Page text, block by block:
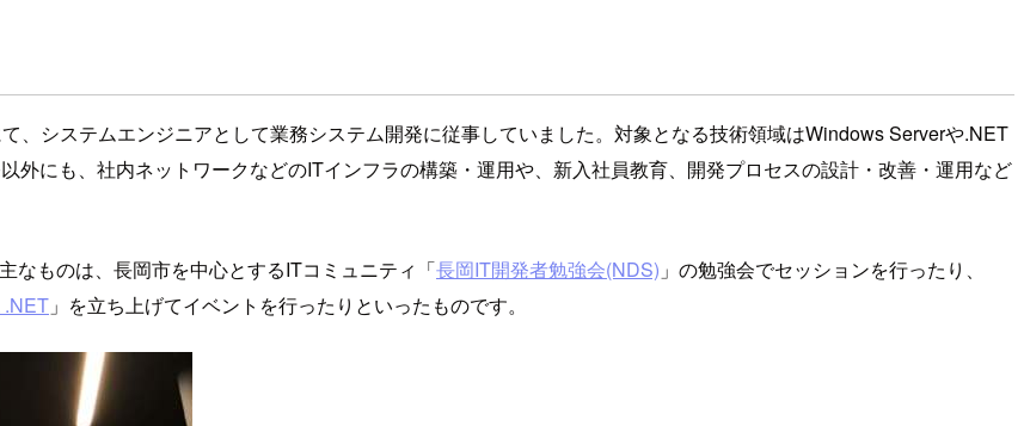
、システムエンジニアとして業務システム開発に従事していました。対象となる技術領域はWindows Serverや.NET
外にも、社内ネットワークなどのITインフラの構築・運用や、新入社員教育、開発プロセスの設計・改善・運用など
なものは、長岡市を中心とするITコミュニティ「長岡IT開発者勉強会(NDS) 」の勉強会でセッションを行ったり、
」を立ち上げてイベントを行ったりといったものです。